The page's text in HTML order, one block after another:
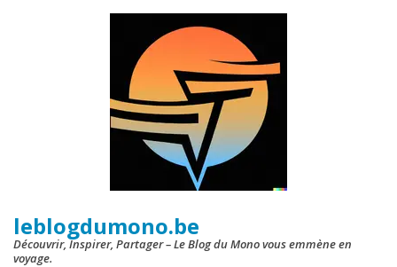
leblogdumono.be
Découvrir, Inspirer, Partager – Le Blog du Mono vous emmène en
voyage.